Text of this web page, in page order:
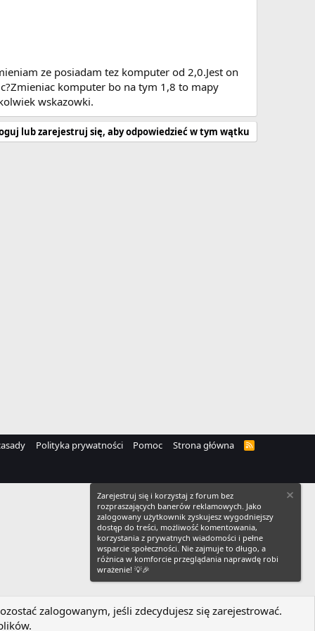
ze posiadam tez komputer od 2,0.Jest on
komputer bo na tym 1,8 to mapy
wskazowki.
lub zarejestruj się, aby odpowiedzieć w tym wątku
Polityka prywatności Pomoc Strona główna
R
S
Zarejestruj się i korzystaj z forum bez
rozpraszających banerów reklamowych. Jako
zalogowany użytkownik zyskujesz wygodniejszy
dostęp do treści, możliwość komentowania,
korzystania z prywatnych wiadomości i pełne
wsparcie społeczności. Nie zajmuje to długo, a
różnica w komforcie przeglądania naprawdę robi
wrażenie! 💡🎉
zalogowanym, jeśli zdecydujesz się zarejestrować.